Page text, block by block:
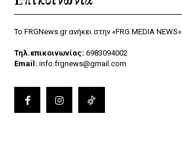
Το FRGNews.gr ανήκει στην «FRG MEDIA NEWS»
Τηλ.επικοινωνίας: 6983094002
Email: info.frgnews@gmail.com